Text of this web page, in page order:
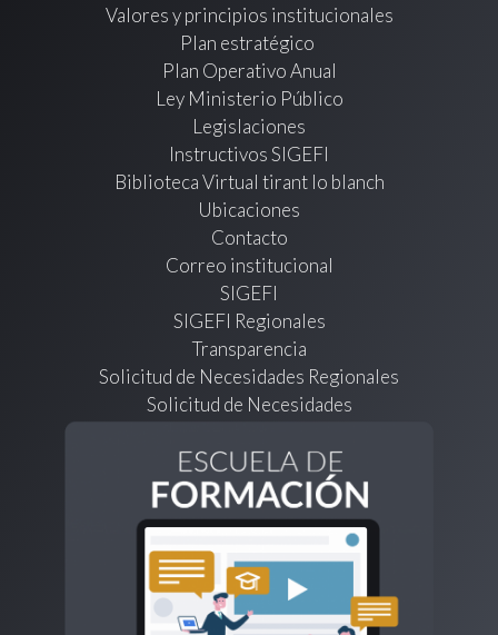
Valores y principios institucionales
Plan estratégico
Plan Operativo Anual
Ley Ministerio Público
Legislaciones
Instructivos SIGEFI
Biblioteca Virtual tirant lo blanch
Ubicaciones
Contacto
Correo institucional
SIGEFI
SIGEFI Regionales
Transparencia
Solicitud de Necesidades Regionales
Solicitud de Necesidades